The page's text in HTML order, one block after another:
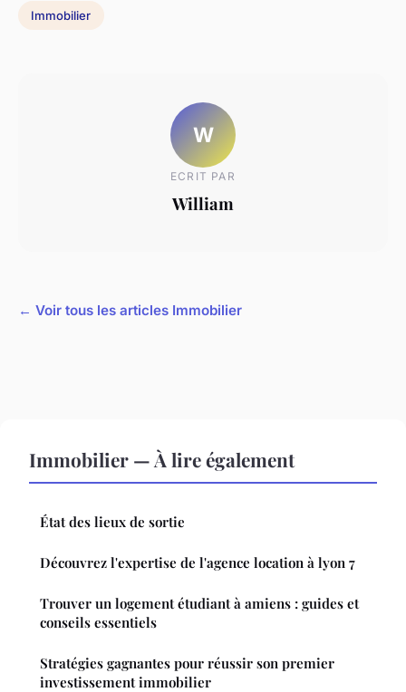
Immobilier
W
ECRIT PAR
William
← Voir tous les articles Immobilier
Immobilier — À lire également
État des lieux de sortie
Découvrez l'expertise de l'agence location à lyon 7
Trouver un logement étudiant à amiens : guides et
conseils essentiels
Stratégies gagnantes pour réussir son premier
investissement immobilier